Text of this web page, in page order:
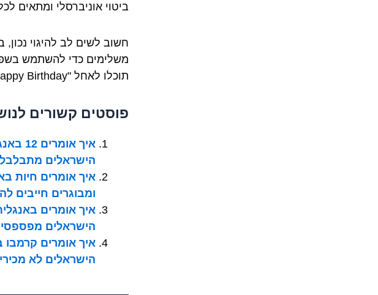
ביטוי אוניברסלי ומתאים
משלימים כדי להשתמש
תוכלו לאחל "Happy Birthday" בביטחון בכל אירוע וחגיגה.
פוסטים קשורים
איך
הישראלים
איך אומרים חיות
ומבוגרים חייבים
איך אומרים
הישראלים
איך אומרים
הישראלים לא